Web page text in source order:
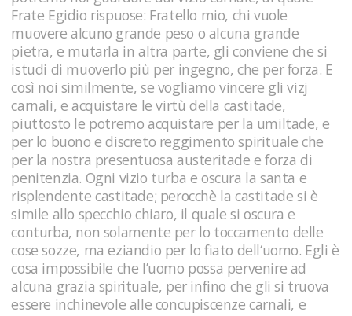
Frate Egidio rispuose: Fratello mio, chi vuole
muovere alcuno grande peso o alcuna grande
pietra, e mutarla in altra parte, gli conviene che si
istudi di muoverlo più per ingegno, che per forza. E
così noi similmente, se vogliamo vincere gli vizj
carnali, e acquistare le virtù della castitade,
piuttosto le potremo acquistare per la umiltade, e
per lo buono e discreto reggimento spirituale che
per la nostra presentuosa austeritade e forza di
penitenzia. Ogni vizio turba e oscura la santa e
risplendente castitade; perocchè la castitade si è
simile allo specchio chiaro, il quale si oscura e
conturba, non solamente per lo toccamento delle
cose sozze, ma eziandio per lo fiato dell‘uomo. Egli è
cosa impossibile che l’uomo possa pervenire ad
alcuna grazia spirituale, per infino che gli si truova
essere inchinevole alle concupiscenze carnali, e